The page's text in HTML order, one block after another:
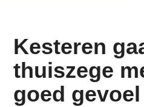
Kesteren
thuiszege
goed